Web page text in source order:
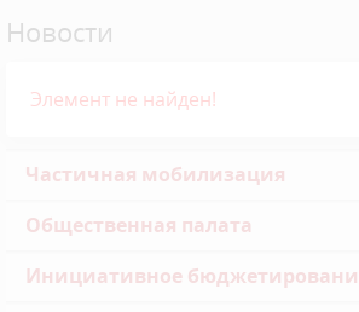
Новости
Элемент не найден!
Частичная мобилизация
Общественная палата
Инициативное